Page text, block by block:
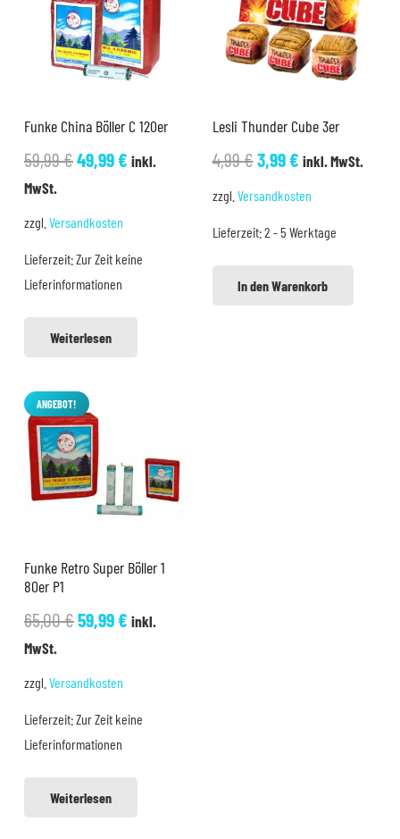
Funke China Böller C 120er
59,99€Ursprünglicher
49,99€Aktueller
inkl.
MwSt.
zzgl. Versandkosten
Lieferzeit:Zur Zeit keine
Lieferinformationen
Weiterlesen
Lesli Thunder Cube 3er
4,99€Ursprünglicher
4,99 €
3,99€Aktueller
3,99 €.
inkl. MwSt.
zzgl. Versandkosten
Lieferzeit:2 - 5 Werktage
In den Warenkorb
ANGEBOT!
Funke Retro Super Böller 1
80er P1
65,00€Ursprünglicher
59,99€Aktueller
inkl.
MwSt.
zzgl. Versandkosten
Lieferzeit:Zur Zeit keine
Lieferinformationen
Weiterlesen